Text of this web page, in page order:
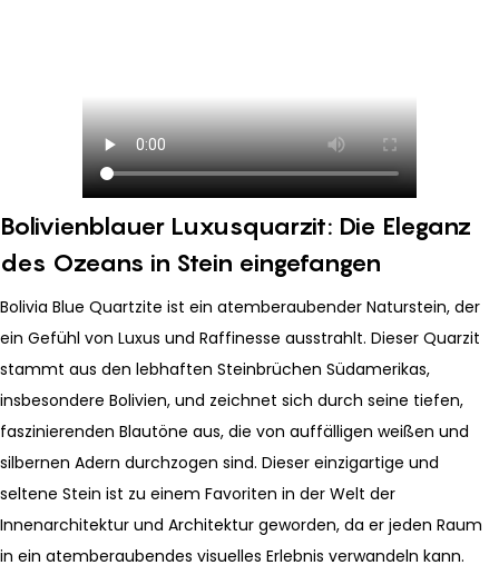
Bolivienblauer Luxusquarzit: Die Eleganz
des Ozeans in Stein eingefangen
Bolivia Blue Quartzite ist ein atemberaubender Naturstein, der
ein Gefühl von Luxus und Raffinesse ausstrahlt. Dieser Quarzit
stammt aus den lebhaften Steinbrüchen Südamerikas,
insbesondere Bolivien, und zeichnet sich durch seine tiefen,
faszinierenden Blautöne aus, die von auffälligen weißen und
silbernen Adern durchzogen sind. Dieser einzigartige und
seltene Stein ist zu einem Favoriten in der Welt der
Innenarchitektur und Architektur geworden, da er jeden Raum
in ein atemberaubendes visuelles Erlebnis verwandeln kann.